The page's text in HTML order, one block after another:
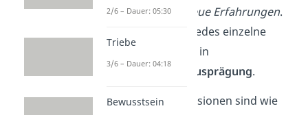
undOffenheit für neue Erfahrungen.
Jeder Mensch trägt jedes einzelne
Merkmal in sich, nur in
unterschiedlicher Ausprägung.
Die einzelnen Dimensionen sind wie
2/6 – Dauer: 05:30
Triebe
3/6 – Dauer: 04:18
Bewusstsein